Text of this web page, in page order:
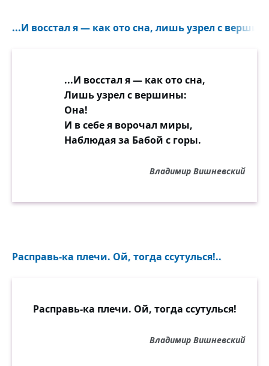
...И восстал я — как ото сна, лишь узрел с
...И восстал я — как ото сна,
Лишь узрел с вершины:
Она!
И в себе я ворочал миры,
Наблюдая за Бабой с горы.
Владимир Вишневский
Расправь-ка плечи. Ой, тогда ссутулься!..
Расправь-ка плечи. Ой, тогда ссутулься!
Владимир Вишневский